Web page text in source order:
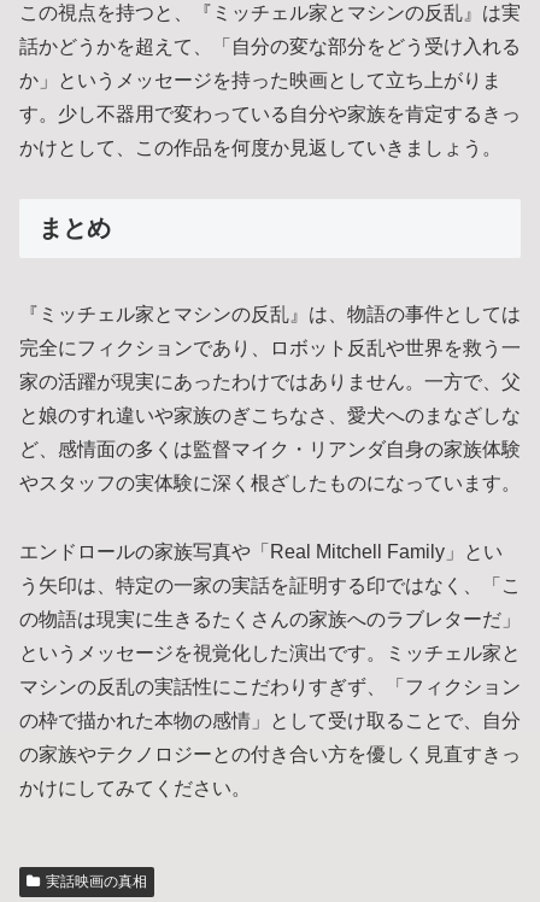
この視点を持つと、『ミッチェル家とマシンの反乱』は実
話かどうかを超えて、「自分の変な部分をどう受け入れる
か」というメッセージを持った映画として立ち上がりま
す。少し不器用で変わっている自分や家族を肯定するきっ
かけとして、この作品を何度か見返していきましょう。
まとめ
『ミッチェル家とマシンの反乱』は、物語の事件としては
完全にフィクションであり、ロボット反乱や世界を救う一
家の活躍が現実にあったわけではありません。一方で、父
と娘のすれ違いや家族のぎこちなさ、愛犬へのまなざしな
ど、感情面の多くは監督マイク・リアンダ自身の家族体験
やスタッフの実体験に深く根ざしたものになっています。
エンドロールの家族写真や「Real Mitchell Family」とい
う矢印は、特定の一家の実話を証明する印ではなく、「こ
の物語は現実に生きるたくさんの家族へのラブレターだ」
というメッセージを視覚化した演出です。ミッチェル家と
マシンの反乱の実話性にこだわりすぎず、「フィクション
の枠で描かれた本物の感情」として受け取ることで、自分
の家族やテクノロジーとの付き合い方を優しく見直すきっ
かけにしてみてください。
実話映画の真相